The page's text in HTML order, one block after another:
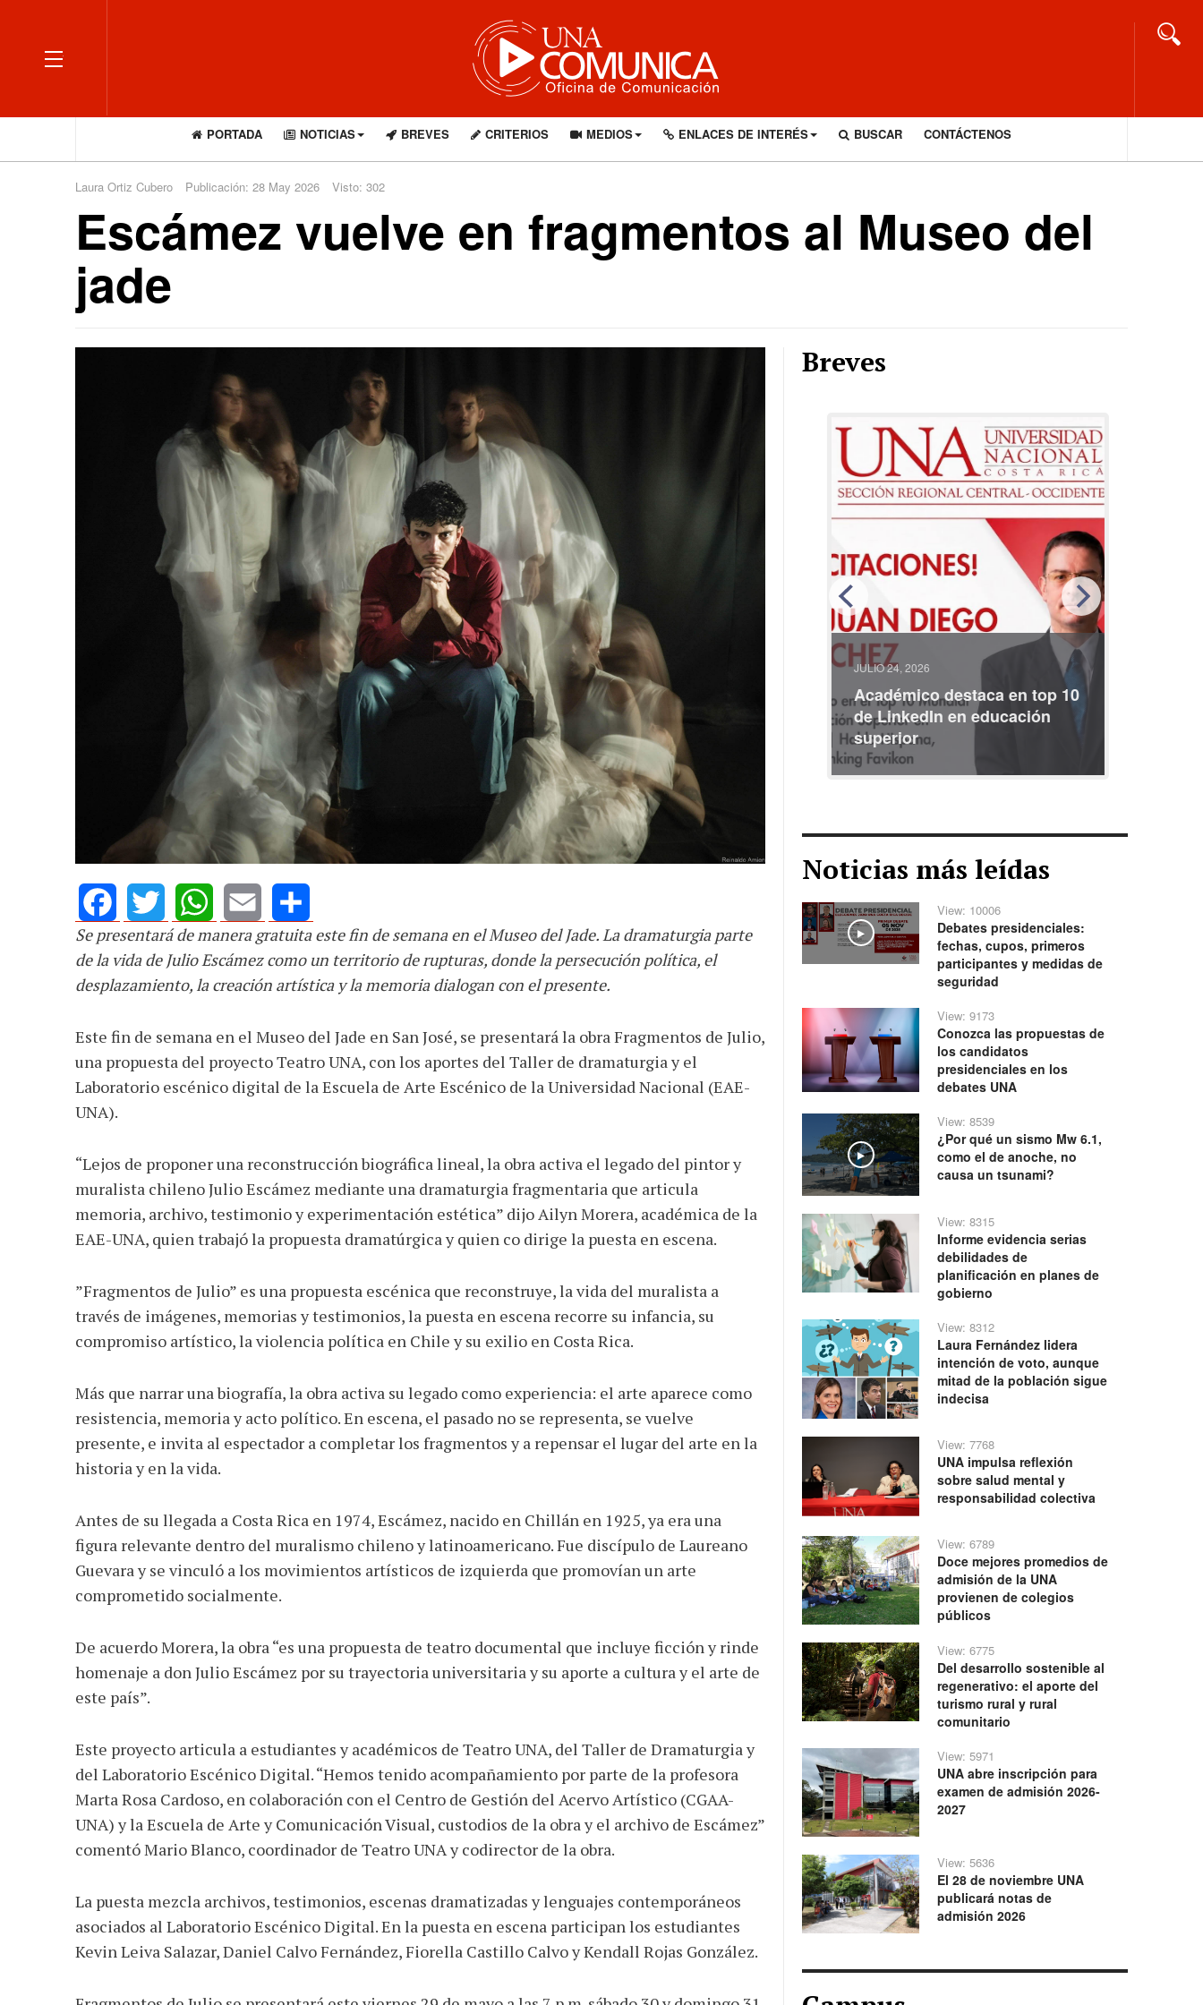
OFF CANVAS
PORTADA NOTICIAS BREVES CRITERIOS MEDIOS ENLACES DE INTERÉS BUSCAR CONTÁCTENOS
Laura Ortiz Cubero Publicación: 28 May 2026 Visto: 302
Escámez vuelve en fragmentos al Museo del
jade
FacebookTwitterWhatsApp
Email Share
Se presentará de manera gratuita este fin de semana en el Museo del Jade. La dramaturgia parte
de la vida de Julio Escámez como un territorio de rupturas, donde la persecución política, el
desplazamiento, la creación artística y la memoria dialogan con el presente.
Este fin de semana en el Museo del Jade en San José, se presentará la obra Fragmentos de Julio,
una propuesta del proyecto Teatro UNA, con los aportes del Taller de dramaturgia y el
Laboratorio escénico digital de la Escuela de Arte Escénico de la Universidad Nacional (EAE-
UNA).
“Lejos de proponer una reconstrucción biográfica lineal, la obra activa el legado del pintor y
muralista chileno Julio Escámez mediante una dramaturgia fragmentaria que articula
memoria, archivo, testimonio y experimentación estética” dijo Ailyn Morera, académica de la
EAE-UNA, quien trabajó la propuesta dramatúrgica y quien co dirige la puesta en escena.
”Fragmentos de Julio” es una propuesta escénica que reconstruye, la vida del muralista a
través de imágenes, memorias y testimonios, la puesta en escena recorre su infancia, su
compromiso artístico, la violencia política en Chile y su exilio en Costa Rica.
Más que narrar una biografía, la obra activa su legado como experiencia: el arte aparece como
resistencia, memoria y acto político. En escena, el pasado no se representa, se vuelve
presente, e invita al espectador a completar los fragmentos y a repensar el lugar del arte en la
historia y en la vida.
Antes de su llegada a Costa Rica en 1974, Escámez, nacido en Chillán en 1925, ya era una
figura relevante dentro del muralismo chileno y latinoamericano. Fue discípulo de Laureano
Guevara y se vinculó a los movimientos artísticos de izquierda que promovían un arte
comprometido socialmente.
De acuerdo Morera, la obra “es una propuesta de teatro documental que incluye ficción y rinde
homenaje a don Julio Escámez por su trayectoria universitaria y su aporte a cultura y el arte de
este país”.
Este proyecto articula a estudiantes y académicos de Teatro UNA, del Taller de Dramaturgia y
del Laboratorio Escénico Digital. “Hemos tenido acompañamiento por parte de la profesora
Marta Rosa Cardoso, en colaboración con el Centro de Gestión del Acervo Artístico (CGAA-
UNA) y la Escuela de Arte y Comunicación Visual, custodios de la obra y el archivo de Escámez”
comentó Mario Blanco, coordinador de Teatro UNA y codirector de la obra.
La puesta mezcla archivos, testimonios, escenas dramatizadas y lenguajes contemporáneos
asociados al Laboratorio Escénico Digital. En la puesta en escena participan los estudiantes
Kevin Leiva Salazar, Daniel Calvo Fernández, Fiorella Castillo Calvo y Kendall Rojas González.
Breves
AGOSTO 05, 2026
Consejo Universitario llama a
defender la democracia
JULIO 24, 2026
Rechazo al reparto desigual
de ganancias es mayor
cuando hubo esfuerzo
JULIO 24, 2026
Académico destaca en top 10
de LinkedIn en educación
superior
Noticias más leídas
Play
View: 10006
Debates presidenciales:
fechas, cupos, primeros
participantes y medidas de
seguridad
View: 9173
Conozca las propuestas de
los candidatos
presidenciales en los
debates UNA
Play
View: 8539
¿Por qué un sismo Mw 6.1,
como el de anoche, no
causa un tsunami?
View: 8315
Informe evidencia serias
debilidades de
planificación en planes de
gobierno
View: 8312
Laura Fernández lidera
intención de voto, aunque
mitad de la población sigue
indecisa
View: 7768
UNA impulsa reflexión
sobre salud mental y
responsabilidad colectiva
View: 6789
Doce mejores promedios de
admisión de la UNA
provienen de colegios
públicos
View: 6775
Del desarrollo sostenible al
regenerativo: el aporte del
turismo rural y rural
comunitario
View: 5971
UNA abre inscripción para
examen de admisión 2026-
2027
View: 5636
El 28 de noviembre UNA
publicará notas de
admisión 2026